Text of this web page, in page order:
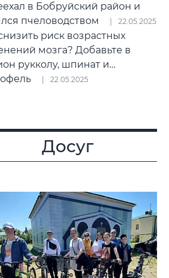
в Бобруйский район и
пчеловодством
22.05.2025
риск возрастных
мозга? Добавьте в
рукколу, шпинат и…
22.05.2025
Досуг